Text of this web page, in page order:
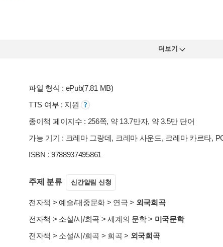
더보기
파일 형식 : ePub(7.81 MB)
TTS 여부 : 지원
종이책 페이지수 : 256쪽, 약 13.7만자, 약 3.5만 단어
가능 기기 : 크레마 그랑데, 크레마 사운드, 크레마 카르타,
ISBN : 9788937495861
주제 분류 신간알림 신청
전자책 > 예술/대중문화 > 연극 > 외국희곡
전자책 > 소설/시/희곡 >세계의 문학> 미국문학
전자책 > 소설/시/희곡 > 희곡 > 외국희곡